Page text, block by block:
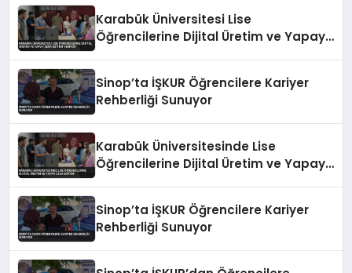
Karabük Üniversitesi Lise
Öğrencilerine Dijital Üretim ve Yapay
Sinop’ta İŞKUR Öğrencilere Kariyer
Rehberliği Sunuyor
Karabük Üniversitesinde Lise
Öğrencilerine Dijital Üretim ve Yapay
Sinop’ta İŞKUR Öğrencilere Kariyer
Rehberliği Sunuyor